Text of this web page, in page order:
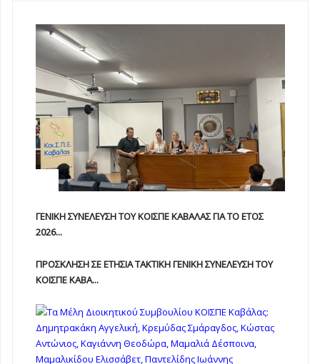
ΓΕΝΙΚΗ ΣΥΝΕΛΕΥΣΗ ΤΟΥ ΚΟΙΣΠΕ ΚΑΒΑΛΑΣ ΓΙΑ ΤΟ ΕΤΟΣ
2026...
ΠΡΟΣΚΛΗΣΗ ΣΕ ΕΤΗΣΙΑ TAKTIKH ΓΕΝΙΚΗ ΣΥΝΕΛΕΥΣΗ ΤΟΥ
ΚΟΙΣΠΕ ΚΑΒΑ...